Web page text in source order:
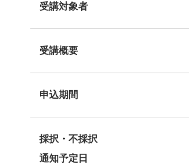
受講対象者
受講概要
申込期間
採択・不採択
通知予定日